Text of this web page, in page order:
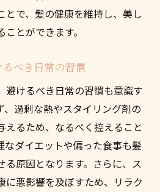
とで、髪の健康を維持し、美し
とができます。
べき日常の習慣
避けるべき日常の習慣も意識す
、過剰な熱やスタイリング剤の
えるため、なるべく控えること
なダイエットや偏った食事も髪
る原因となります。さらに、ス
に悪影響を及ぼすため、リラク